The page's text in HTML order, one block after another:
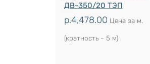
ДВ-350/20 ТЭП
р.4,478.00 Цена за м.
(кратность - 5 м)